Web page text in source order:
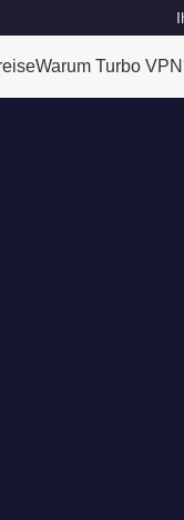
Warum Turbo